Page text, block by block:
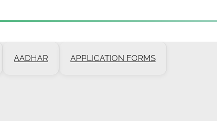
AADHAR APPLICATION FORMS